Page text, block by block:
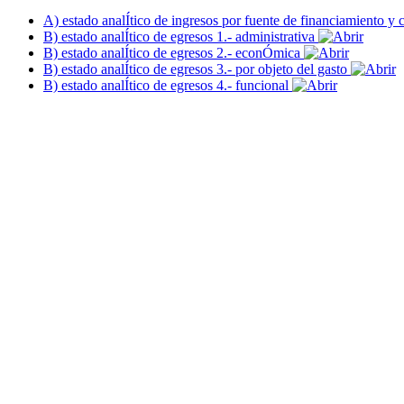
A) estado analÍtico de ingresos por fuente de financiamiento y
B) estado analÍtico de egresos 1.- administrativa
B) estado analÍtico de egresos 2.- econÓmica
B) estado analÍtico de egresos 3.- por objeto del gasto
B) estado analÍtico de egresos 4.- funcional